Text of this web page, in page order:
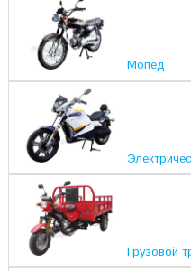
Мопед
Грузовой